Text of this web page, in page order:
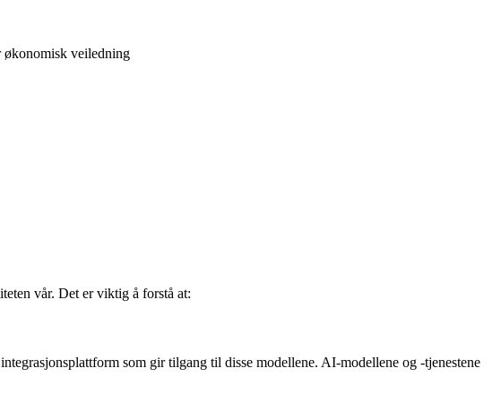
økonomisk veiledning
vår. Det er viktig å forstå at:
som gir tilgang til disse modellene. AI-modellene og -tjenestene